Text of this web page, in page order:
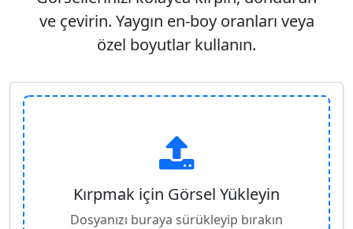
ve çevirin. Yaygın en-boy oranları veya
özel boyutlar kullanın.
Kırpmak için Görsel Yükleyin
Dosyanızı buraya sürükleyip bırakın